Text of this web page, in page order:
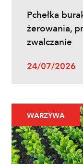
Uprawy polowe
Ochrona
zabiegów,
ochrony
Pchełka
żerowania,
zwalczanie
24/07/2026
WARZYWA